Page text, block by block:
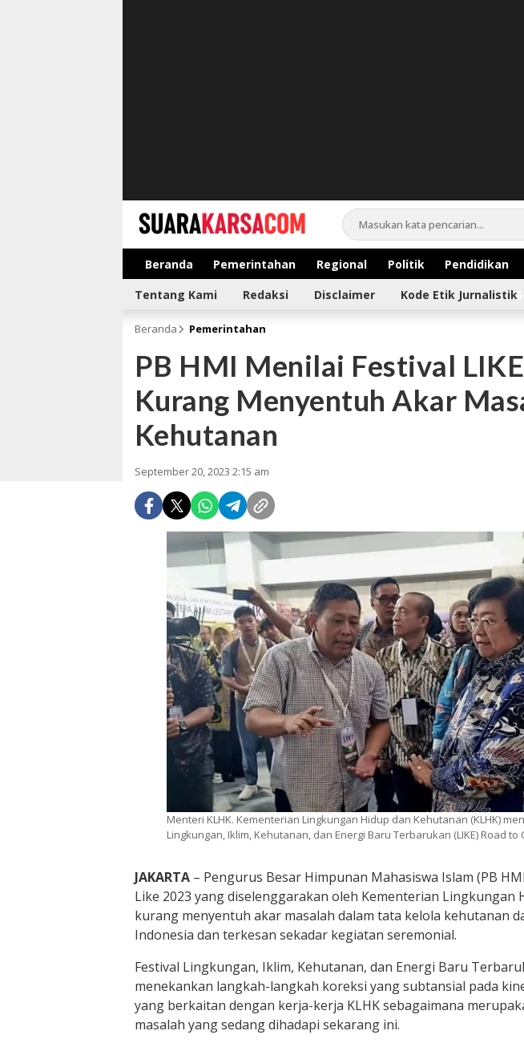
suarakarsa.com
Informasi terpercaya
Beranda Pemerintahan Regional Politik Pendidikan
Tentang Kami Redaksi Disclaimer Kode Etik Jurnalistik
Beranda Pemerintahan
PB HMI Menilai Festival
Kurang Menyentuh Akar
Kehutanan
September 20, 2023 2:15 am
Menteri KLHK. Kementerian Lingkungan Hidup dan Kehutanan (KLHK)
Lingkungan, Iklim, Kehutanan, dan Energi Baru Terbarukan (LIKE) Road to
JAKARTA – Pengurus Besar Himpunan Mahasiswa Islam (PB
Like 2023 yang diselenggarakan oleh Kementerian Lingkungan
kurang menyentuh akar masalah dalam tata kelola kehutanan
Indonesia dan terkesan sekadar kegiatan seremonial.
Festival Lingkungan, Iklim, Kehutanan, dan Energi Baru
menekankan langkah-langkah koreksi yang subtansial pada
yang berkaitan dengan kerja-kerja KLHK sebagaimana
masalah yang sedang dihadapi sekarang ini.